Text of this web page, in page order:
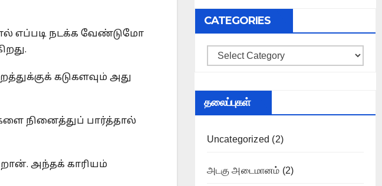
எப்படி நடக்க வேண்டுமோ
கடுகளவும் அது
நினைத்துப் பார்த்தால்
அந்தக் காரியம்
CATEGORIES
Categories
தலைப்புகள்
Uncategorized (2)
அடகு அடைமானம் (2)